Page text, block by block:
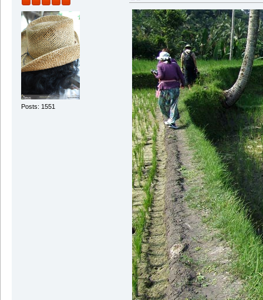
Posts: 1551